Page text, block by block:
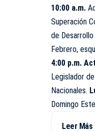
10:00 a.m.
Superación
de
Febrero,
4:00 p.m.
Legislador
Nacionales.
Domingo
Leer Más